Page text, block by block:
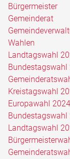
Bürgermeister
Gemeinderat
Wahlen
Landtagswahl
Bundestagswahl
Kreistagswahl
Europawahl 2024
Bundestagswahl
Landtagswahl